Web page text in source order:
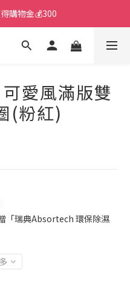
購物金💰300
愛風滿版雙
(粉紅)
「瑞典Absortech 環保除濕